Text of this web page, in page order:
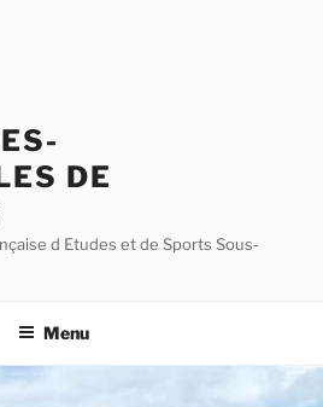
DE
d Etudes et de Sports Sous-
Menu